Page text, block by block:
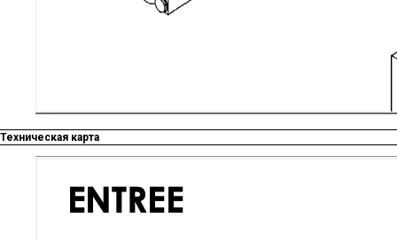
Техническая карта